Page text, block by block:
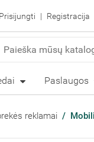
Prisijungti Registracija
Paslaugos
reklamai